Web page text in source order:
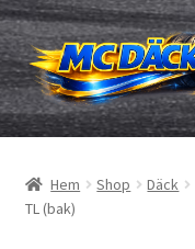
Hoppa
till
navigering
Hoppa
till
innehåll
Däck
Slangar & fälgband
Hem Shop Däck
TL (bak)